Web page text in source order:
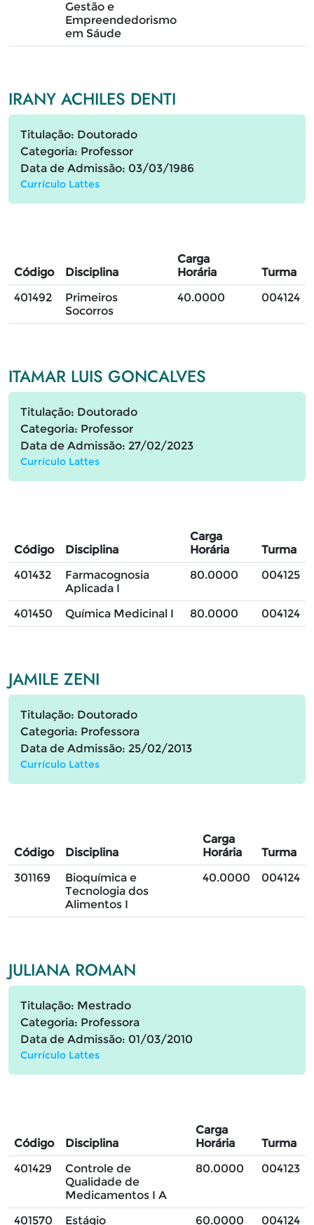
Gestão e
Empreendedorismo
em Sáude
IRANY ACHILES DENTI
Titulação: Doutorado
Categoria: Professor
Data de Admissão: 03/03/1986
Currículo Lattes
Código Disciplina
Carga
Horária
Turma
401492
Primeiros
Socorros
40.0000 004124
ITAMAR LUIS GONCALVES
Titulação: Doutorado
Categoria: Professor
Data de Admissão: 27/02/2023
Currículo Lattes
Código Disciplina
Carga
Horária
Turma
401432
Farmacognosia
Aplicada I
80.0000 004125
401450 Química Medicinal I 80.0000 004124
JAMILE ZENI
Titulação: Doutorado
Categoria: Professora
Data de Admissão: 25/02/2013
Currículo Lattes
Código Disciplina
Carga
Horária
Turma
301169
Bioquímica e
Tecnologia dos
Alimentos I
40.0000 004124
JULIANA ROMAN
Titulação: Mestrado
Categoria: Professora
Data de Admissão: 01/03/2010
Currículo Lattes
Código Disciplina
Carga
Horária
Turma
401429
Controle de
Qualidade de
Medicamentos I A
80.0000 004123
401570
Estágio
60.0000 004124